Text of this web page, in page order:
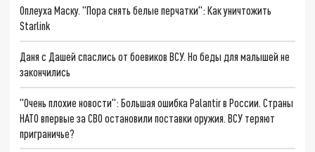
Оплеуха Маску. "Пора снять белые перчатки": Как уничтожить
Starlink
Даня с Дашей спаслись от боевиков ВСУ. Но беды для малышей не
закончились
"Очень плохие новости": Большая ошибка Palantir в России. Страны
НАТО впервые за СВО остановили поставки оружия. ВСУ теряют
приграничье?